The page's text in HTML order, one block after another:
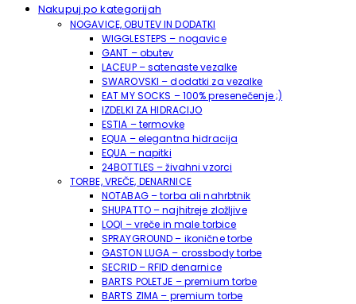
Nakupuj po kategorijah
NOGAVICE, OBUTEV IN DODATKI
WIGGLESTEPS – nogavice
GANT – obutev
LACEUP – satenaste vezalke
SWAROVSKI – dodatki za vezalke
EAT MY SOCKS – 100% presenečenje ;)
IZDELKI ZA HIDRACIJO
ESTIA – termovke
EQUA – elegantna hidracija
EQUA – napitki
24BOTTLES – živahni vzorci
TORBE, VREČE, DENARNICE
NOTABAG – torba ali nahrbtnik
SHUPATTO – najhitreje zložljive
LOQI – vreče in male torbice
SPRAYGROUND – ikonične torbe
GASTON LUGA – crossbody torbe
SECRID – RFID denarnice
BARTS POLETJE – premium torbe
BARTS ZIMA – premium torbe